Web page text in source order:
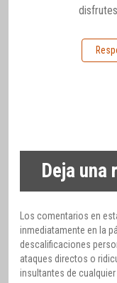
Deja una
Los comentarios en
inmediatamente en la
descalificaciones
ataques directos o
insultantes de